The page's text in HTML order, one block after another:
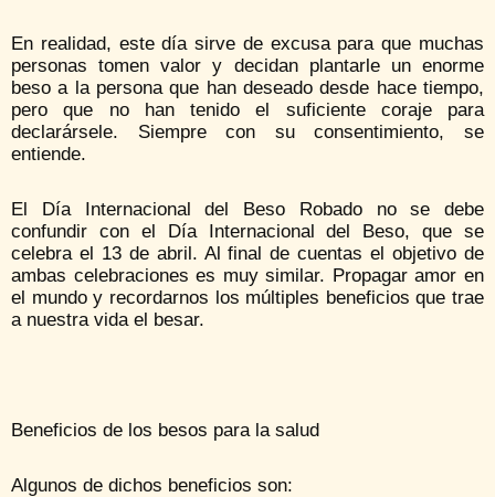
En realidad, este día sirve de excusa para que muchas
personas tomen valor y decidan plantarle un enorme
beso a la persona que han deseado desde hace tiempo,
pero que no han tenido el suficiente coraje para
declarársele. Siempre con su consentimiento, se
entiende.
El Día Internacional del Beso Robado no se debe
confundir con el Día Internacional del Beso, que se
celebra el 13 de abril. Al final de cuentas el objetivo de
ambas celebraciones es muy similar. Propagar amor en
el mundo y recordarnos los múltiples beneficios que trae
a nuestra vida el besar.
Beneficios de los besos para la salud
Algunos de dichos beneficios son: